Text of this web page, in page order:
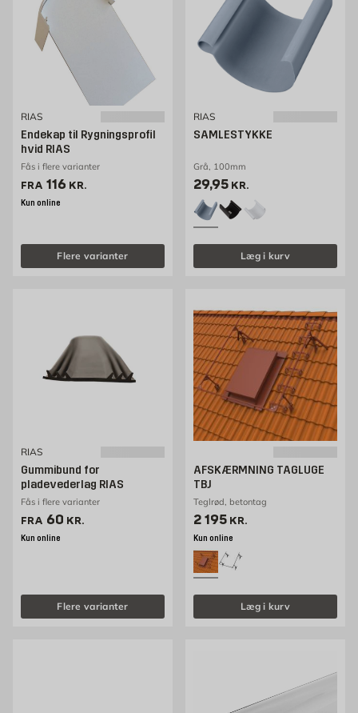
RIAS
Endekap til Rygningsprofil
hvid RIAS
Fås i flere varianter
FRA Pris 116 kr. /stk
116 KR.
Kun online
Flere varianter
RIAS
SAMLESTYKKE
Grå, 100mm
Pris 29.75 kr. /stk
29,95 KR.
Læg i kurv
RIAS
Gummibund for
pladevederlag RIAS
Fås i flere varianter
FRA Pris 60 kr. /stk
60 KR.
Kun online
Flere varianter
AFSKÆRMNING TAGLUGE
TBJ
Teglrød, betontag
Pris 2195 kr. /stk
2 195 KR.
Kun online
Læg i kurv